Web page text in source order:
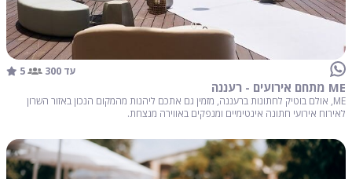
עד 300 5
ME מתחם אירועים - רעננה
ME, אולם בוטיק לחתונות ברעננה, מזמין גם אתכם ליהנות מהמקום הנכון באזור השרון
לאירוח אירועי חתונה אינטימיים ומנפקים באווירה מנצחת.